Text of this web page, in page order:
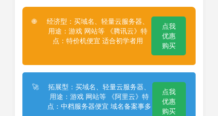
🌐
经济型：买域名、轻量云服务器、
用途：游戏 网站等 《腾讯云》特
点：特价机便宜 适合初学者用
点我
优惠
购买
🚀
拓展型：买域名、轻量云服务器、
用途：游戏 网站等 《阿里云》特
点：中档服务器便宜 域名备案事多
点我
优惠
购买